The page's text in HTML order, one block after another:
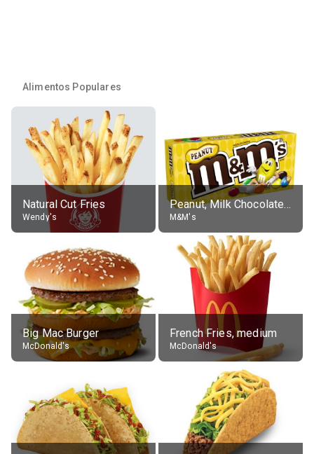
Alimentos Populares
Natural Cut Fries
Wendy's
Peanut, Milk Chocolate Candies
M&M's
Big Mac Burger
McDonald's
French Fries, medium
McDonald's